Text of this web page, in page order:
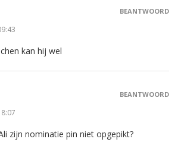
kan hij wel
BEANTWOORD
zijn nominatie pin niet opgepikt?
BEANTWOORD